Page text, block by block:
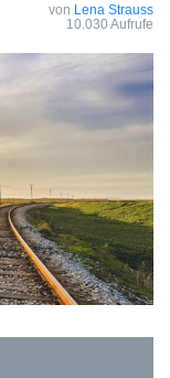
von Lena Strauss
10.030 Aufrufe